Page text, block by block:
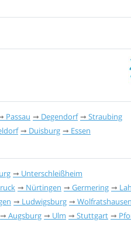
Passau Degendorf
Straubing
Duisburg
Essen
Unterschleißheim
Nürtingen Germering
Ludwigsburg
Wolfratshausen
Augsburg Ulm Stuttgart